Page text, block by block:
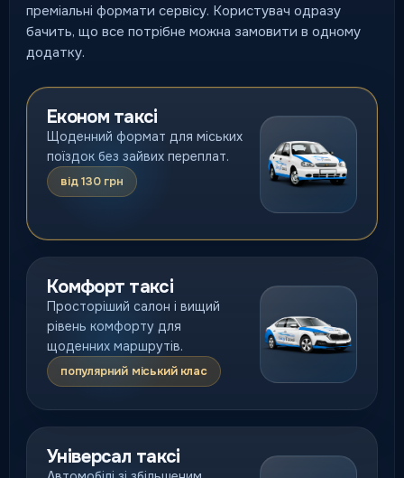
преміальні формати сервісу. Користувач одразу
бачить, що все потрібне можна замовити в одному
додатку.
Економ таксі
Щоденний формат для міських
поїздок без зайвих переплат.
від 130 грн
Комфорт таксі
Просторіший салон і вищий
рівень комфорту для
щоденних маршрутів.
популярний міський клас
Універсал таксі